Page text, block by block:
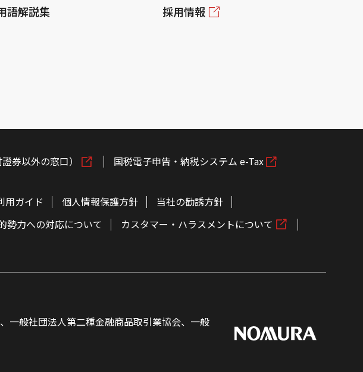
語解説集
採用情報
券以外の窓口） 国税電子申告・納税システム e-Tax
用ガイド 個人情報保護方針
当社の勧誘方針
勢力への対応について
カスタマー・ハラスメントについて
一般社団法人第二種金融商品取引業協会、一般